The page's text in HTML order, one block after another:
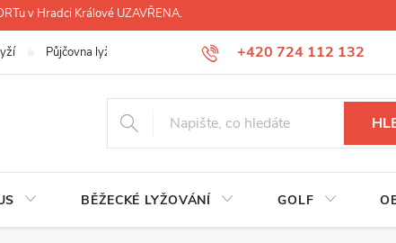
v Hradci Králové UZAVŘENA.
+420 724 112 132
Půjčovna lyží, lyžáků, běžek Úprava lyžáků na míru
BĚŽECKÉ LYŽOVÁNÍ GOLF